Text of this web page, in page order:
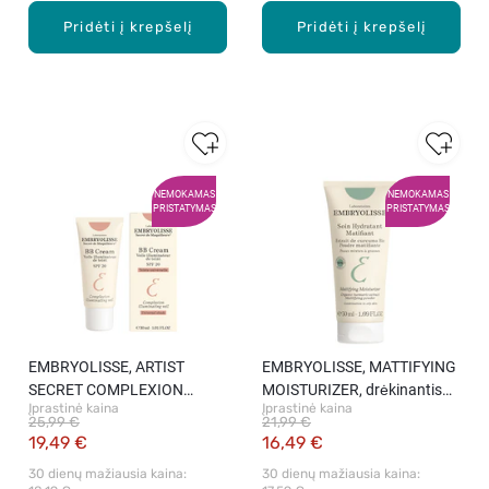
Pridėti į krepšelį Pridėti į krepšelį
NEMOKAMAS
PRISTATYMAS
EMBRYOLISSE, ARTIST
SECRET COMPLEXION
LLUMINATING VEIL, BB
kremas, 30 ml.
Įprastinė kaina
19,49 €
25,99 €
30 dienų mažiausia kaina:
NEMOKAMAS
PRISTATYMAS
EMBRYOLISSE, MATTIFYING
MOISTURIZER, drėkinantis
kremas riebiai ir mišriai odai,
50 ml.
Įprastinė kaina
16,49 €
21,99 €
30 dienų mažiausia kaina: